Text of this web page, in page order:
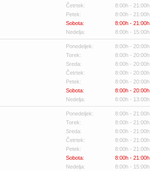
Četrtek:
8:00h - 21:00h
Petek:
8:00h - 21:00h
Sobota:
8:00h - 21:00h
Nedelja:
8:00h - 15:00h
Ponedeljek:
8:00h - 20:00h
Torek:
8:00h - 20:00h
Sreda:
8:00h - 20:00h
Četrtek:
8:00h - 20:00h
Petek:
8:00h - 20:00h
Sobota:
8:00h - 20:00h
Nedelja:
8:00h - 13:00h
Ponedeljek:
8:00h - 21:00h
Torek:
8:00h - 21:00h
Sreda:
8:00h - 21:00h
Četrtek:
8:00h - 21:00h
Petek:
8:00h - 21:00h
Sobota:
8:00h - 21:00h
Nedelja:
8:00h - 15:00h